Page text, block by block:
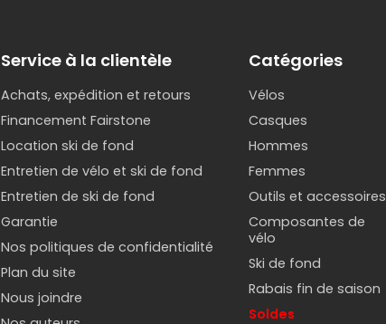
Service à la clientèle
Achats, expédition et retours
Financement Fairstone
Location ski de fond
Entretien de vélo et ski de fond
Entretien de ski de fond
Garantie
Nos politiques de confidentialité
Plan du site
Nous joindre
Catégories
Vélos
Casques
Hommes
Femmes
Outils et accessoires
Composantes de
vélo
Ski de fond
Rabais fin de saison
Soldes